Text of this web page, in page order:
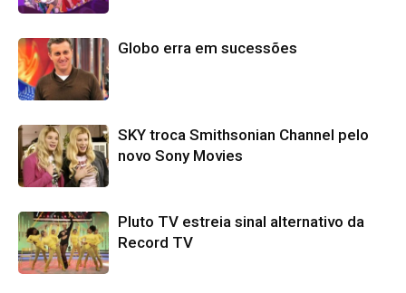
Globo erra em sucessões
SKY troca Smithsonian Channel pelo
novo Sony Movies
Pluto TV estreia sinal alternativo da
Record TV